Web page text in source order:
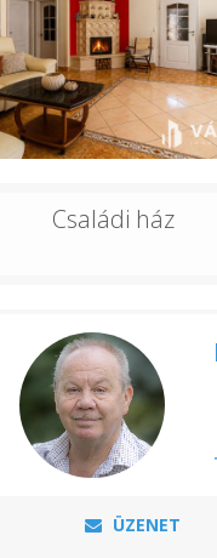
Családi ház
ÜZENET